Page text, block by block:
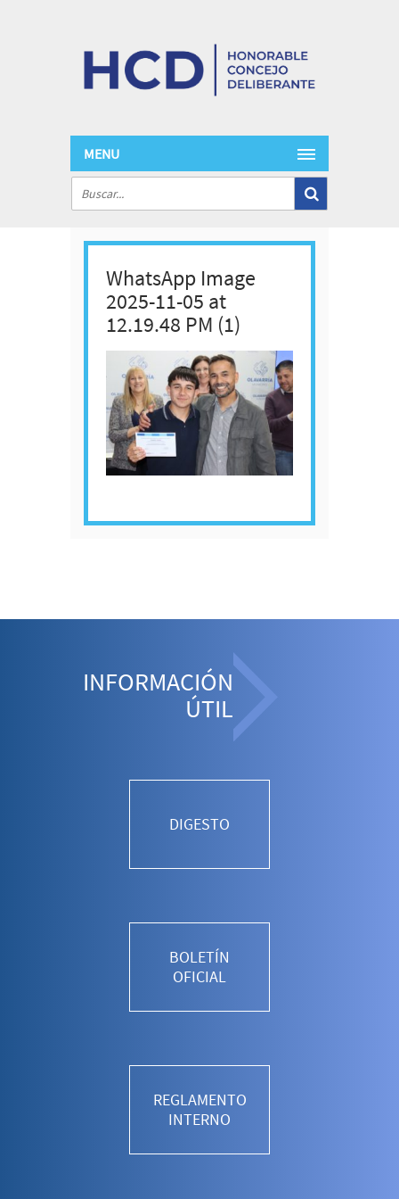
MENU
WhatsApp Image
2025-11-05 at
12.19.48 PM (1)
INFORMACIÓN
ÚTIL
DIGESTO
BOLETÍN
OFICIAL
REGLAMENTO
INTERNO